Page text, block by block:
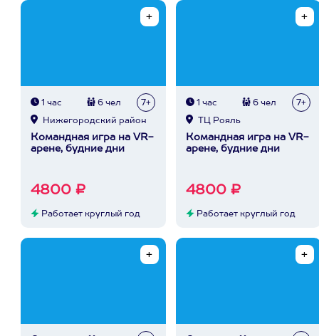
1 час 6 чел 7+
Нижегородский район
Командная игра на VR-
арене, будние дни
4800 ₽
Работает круглый год
1 час 6 чел 7+
ТЦ Рояль
Командная игра на VR-
арене, будние дни
4800 ₽
Работает круглый год